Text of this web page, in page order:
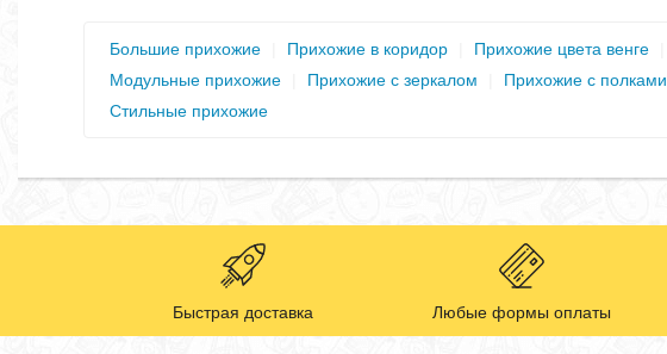
Большие прихожие Прихожие в коридор Прихожие цвета венге
Модульные прихожие
Прихожие с зеркалом Прихожие с полками
Стильные прихожие
Быстрая доставка Любые формы оплаты